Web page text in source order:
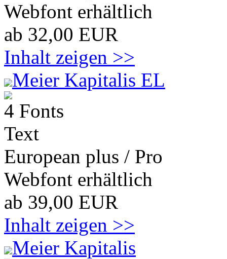
Webfont erhältlich
ab 32,00 EUR
Inhalt zeigen >>
Meier Kapitalis EL
4 Fonts
Text
European plus / Pro
Webfont erhältlich
ab 39,00 EUR
Inhalt zeigen >>
Meier Kapitalis